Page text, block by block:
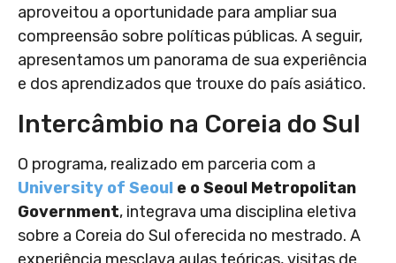
aproveitou a oportunidade para ampliar sua
compreensão sobre políticas públicas. A seguir,
apresentamos um panorama de sua experiência
e dos aprendizados que trouxe do país asiático.
Intercâmbio na Coreia do Sul
O programa, realizado em parceria com a
University of Seoul e o Seoul Metropolitan
Government, integrava uma disciplina eletiva
sobre a Coreia do Sul oferecida no mestrado. A
experiência mesclava aulas teóricas, visitas de